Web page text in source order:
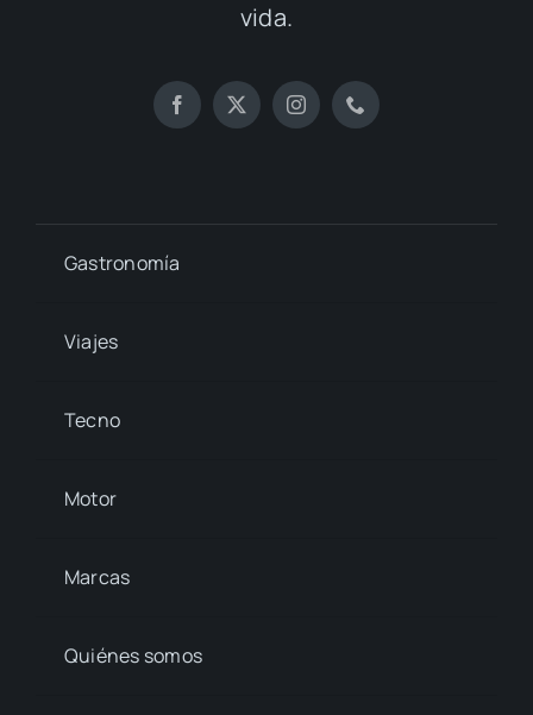
vida.
Gastronomía
Viajes
Tecno
Motor
Marcas
Quiénes somos